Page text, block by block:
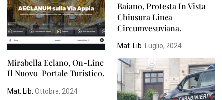
Baiano, Protesta In Vista
Chiusura Linea
Circumvesuviana.
Mat. Lib. Luglio, 2024
Mirabella Eclano, On-Line
Il Nuovo Portale Turistico.
Mat. Lib. Ottobre, 2024